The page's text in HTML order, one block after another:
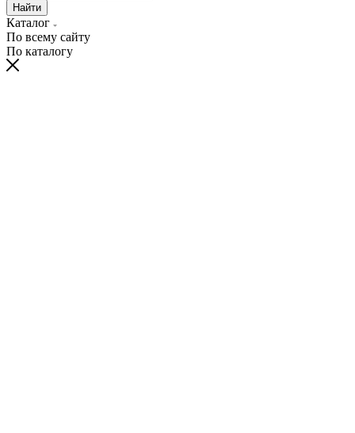
Найти
Каталог
По всему сайту
По каталогу